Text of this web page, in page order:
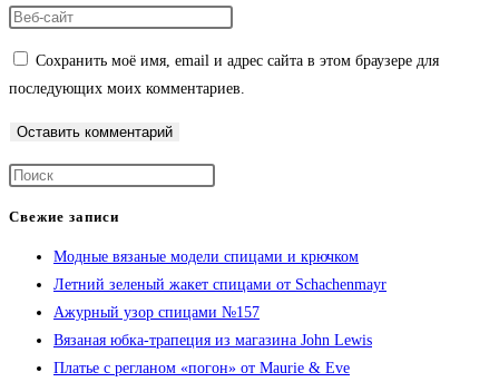
Сохранить моё имя, email и адрес сайта в этом браузере для
последующих моих комментариев.
Свежие записи
Модные вязаные модели спицами и крючком
Летний зеленый жакет спицами от Schachenmayr
Ажурный узор спицами №157
Вязаная юбка-трапеция из магазина John Lewis
Платье с регланом «погон» от Maurie & Eve